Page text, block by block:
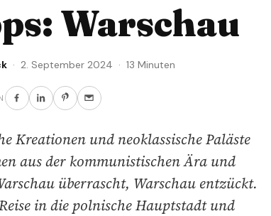
Warschau
· 2. September 2024 · 13 Minuten
Kreationen und neoklassische Paläste
aus der kommunistischen Ära und
überrascht, Warschau entzückt.
in die polnische Hauptstadt und